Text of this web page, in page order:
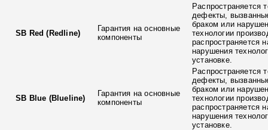
SB Red (Redline)
Гарантия на основные
компоненты
Распространяется
дефекты,
браком или
технологии
распространяется
нарушения
установке.
SB Blue (Blueline)
Гарантия на основные
компоненты
Распространяется
дефекты,
браком или
технологии
распространяется
нарушения
установке.